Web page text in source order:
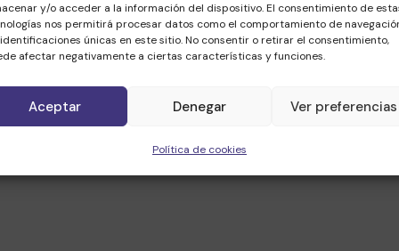
y/o acceder a la información del dispositivo. El consentimiento de
nos permitirá procesar datos como el comportamiento de
únicas en este sitio. No consentir o retirar el consentimiento,
afectar negativamente a ciertas características y funciones.
Aceptar Denegar Ver preferencias
Política de cookies